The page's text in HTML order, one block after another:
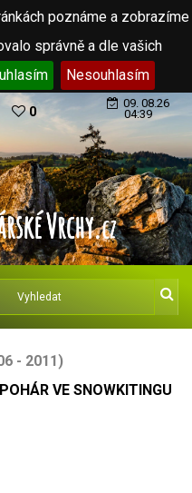
poznáme a zobrazíme
správně a dle vašich
Nesouhlasím
0
09. 08.26
04:39
- 2011)
VE SNOWKITINGU